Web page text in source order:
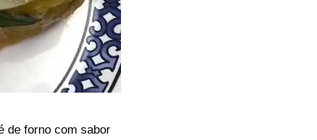
de forno com sabor